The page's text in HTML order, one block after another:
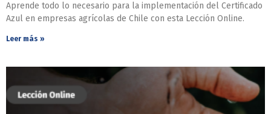
Aprende todo lo necesario para la implementación del Certificado
Azul en empresas agrícolas de Chile con esta Lección Online.
Leer más »